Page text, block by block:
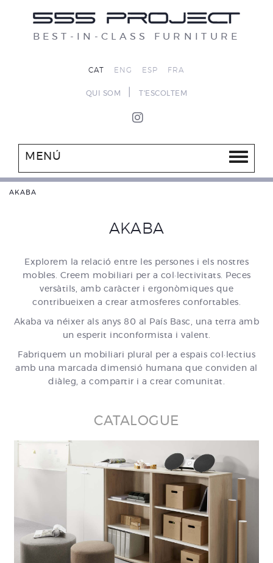
BEST-IN-CLASS FURNITURE
CAT ENG ESP FRA
QUI SOM T'ESCOLTEM
MENÚ
AKABA
AKABA
Explorem la relació entre les persones i els nostres
mobles. Creem mobiliari per a col·lectivitats. Peces
versàtils, amb caràcter i ergonòmiques que
contribueixen a crear atmosferes confortables.
Akaba va néixer als anys 80 al País Basc, una terra amb
un esperit inconformista i valent.
Fabriquem un mobiliari plural per a espais col·lectius
amb una marcada dimensió humana que conviden al
diàleg, a compartir i a crear comunitat.
CATALOGUE